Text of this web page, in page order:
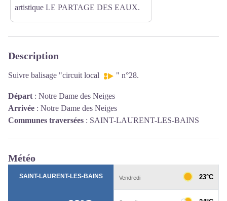
artistique LE PARTAGE DES EAUX.
Description
Suivre balisage "circuit local " n°28.
Départ : Notre Dame des Neiges
Arrivée : Notre Dame des Neiges
Communes traversées : SAINT-LAURENT-LES-BAINS
Météo